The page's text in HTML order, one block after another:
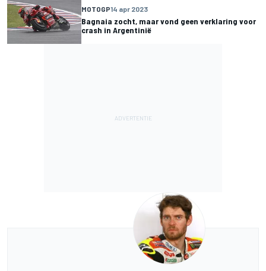
MOTOGP14 apr 2023
Bagnaia zocht, maar vond geen verklaring voor
crash in Argentinië